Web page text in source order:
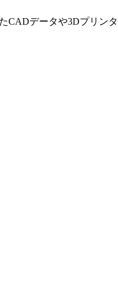
データや3Dプリン